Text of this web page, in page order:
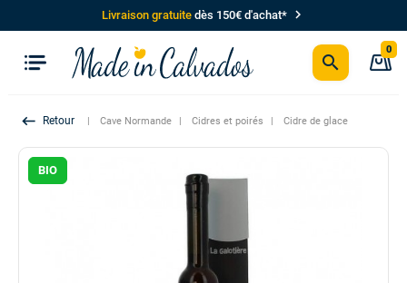
Livraison gratuitedès 150€ d'achat* chevron_right
search
0
keyboard_backspace Cave Normande Cidres et poirés Cidre de glace
BIO